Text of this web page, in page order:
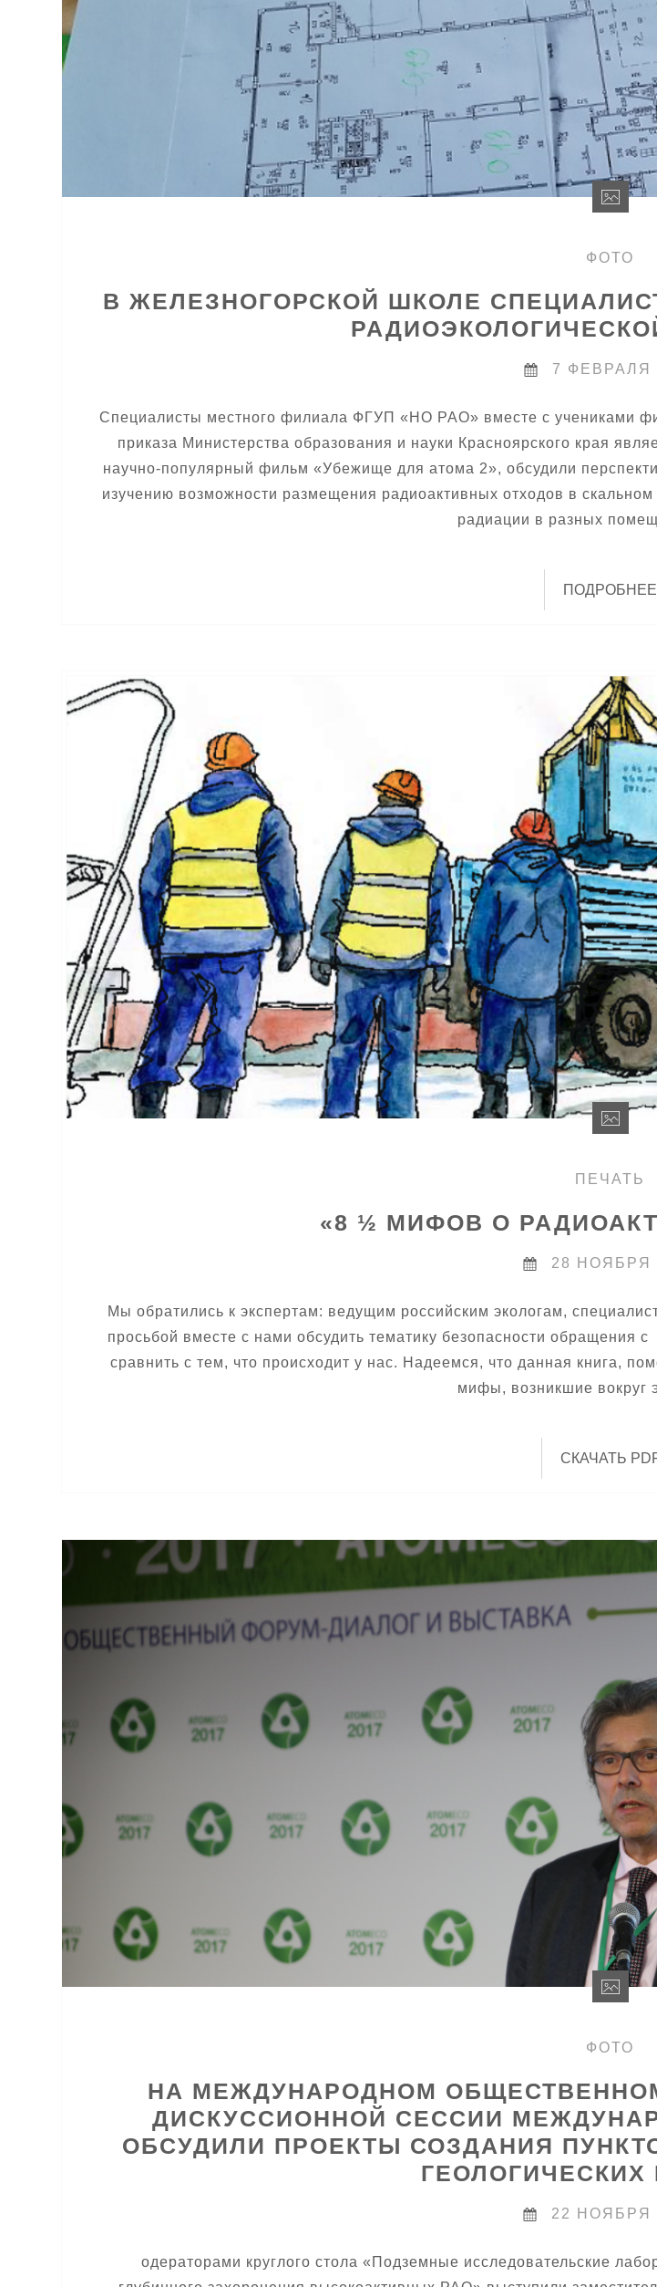
ФОТО
В ЖЕЛЕЗНОГОРСКОЙ ШКОЛЕ
7 ФЕВРАЛЯ
Специалисты местного филиала ФГУП «НО РАО» вместе с учениками
приказа Министерства образования и науки Красноярского края
научно-популярный фильм «Убежище для атома 2», обсудили
изучению возможности размещения радиоактивных отходов в
радиации в разных
ПОДРОБНЕЕ
ПЕЧАТЬ
«8 ½ МИФОВ О
28 НОЯБРЯ
Мы обратились к экспертам: ведущим российским экологам,
просьбой вместе с нами обсудить тематику безопасности
сравнить с тем, что происходит у нас. Надеемся, что данная книга,
мифы, возникшие вокруг
СКАЧАТЬ
ФОТО
НА МЕЖДУНАРОДНОМ
ДИСКУССИОННОЙ СЕССИИ
ОБСУДИЛИ ПРОЕКТЫ СОЗДАНИЯ
ГЕОЛОГИЧЕСКИХ
22 НОЯБРЯ
одераторами круглого стола «Подземные исследовательские